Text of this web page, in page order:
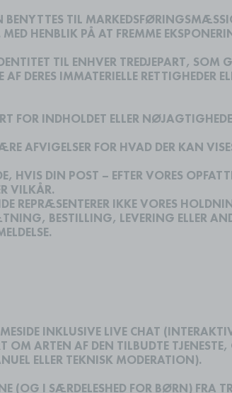
BENYTTES TIL
HENBLIK PÅ AT FREMME
TIL ENHVER TREDJEPART,
DERES IMMATERIELLE RETTIGHEDER
FOR INDHOLDET ELLER
AFVIGELSER FOR HVAD DER KAN
HVIS DIN POST – EFTER VORES
VILKÅR.
REPRÆSENTERER IKKE VORES
BESTILLING, LEVERING ELLER
INKLUSIVE LIVE CHAT
ARTEN AF DEN TILBUDTE TJENESTE,
ELLER TEKNISK MODERATION).
(OG I SÆRDELESHED FOR BØRN) FRA